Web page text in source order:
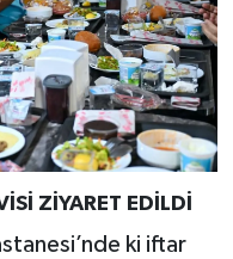
ZİYARET EDİLDİ
ki iftar